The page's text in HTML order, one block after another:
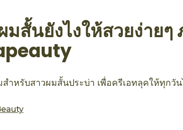
มสั้นยังไงให้สวยง่ายๆ
ำหรับสาวผมสั้นประบ่า เพื่อครีเอทลุคให้ทุกวัน